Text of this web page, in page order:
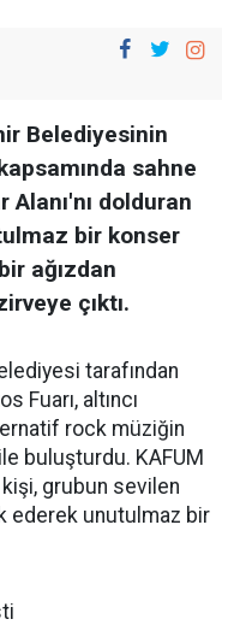
Belediyesinin
sahne
dolduran
bir konser
ağızdan
çıktı.
tarafından
Fuarı, altıncı
rock müziğin
buluşturdu. KAFUM
kişi, grubun sevilen
ederek unutulmaz bir